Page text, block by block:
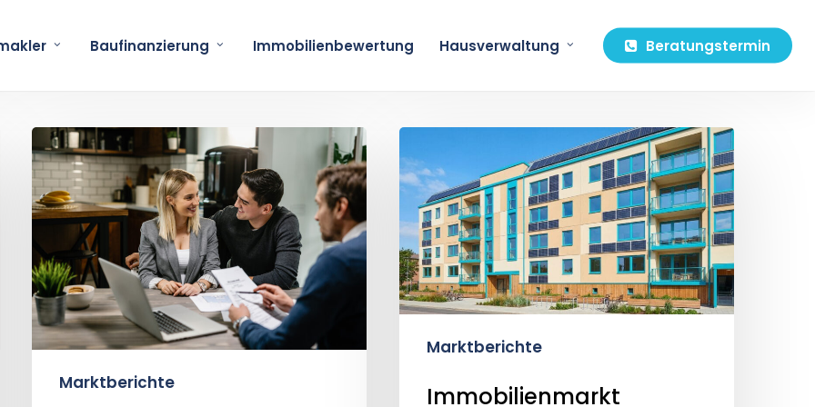
Baufinanzierung Immobilienbewertung Hausverwaltung Beratungstermin
Immobilienmarkt
Essen
2026:
Preise,
Trends
und
Stadtteile
im
Überblick
Marktberichte
Bochum
2026:
Entwicklungen,
Trends
und
Prognosen
Marktberichte
Immobilienmarkt